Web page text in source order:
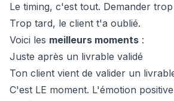
Le timing, c'est tout. Demander
Trop tard, le client t'a oublié.
Voici les meilleurs moments :
Juste après un livrable validé
Ton client vient de valider un
C'est LE moment. L'émotion